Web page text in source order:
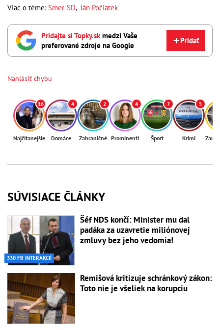
Viac o téme: Smer-SD,Ján Počiatek
Pridajte si Topky.sk medzi Vaše
preferované zdroje na Google
Pridať
Nahlásiť chybu
16
Najčítanejšie
4
Domáce
2
Zahraničné
4
Prominenti
7
Šport
5
Krimi
SÚVISIACE ČLÁNKY
330 FB INTERAKCIÍ
Šéf NDS končí: Minister mu dal
padáka za uzavretie miliónovej
zmluvy bez jeho vedomia!
Remišová kritizuje schránkový zákon:
Toto nie je všeliek na korupciu